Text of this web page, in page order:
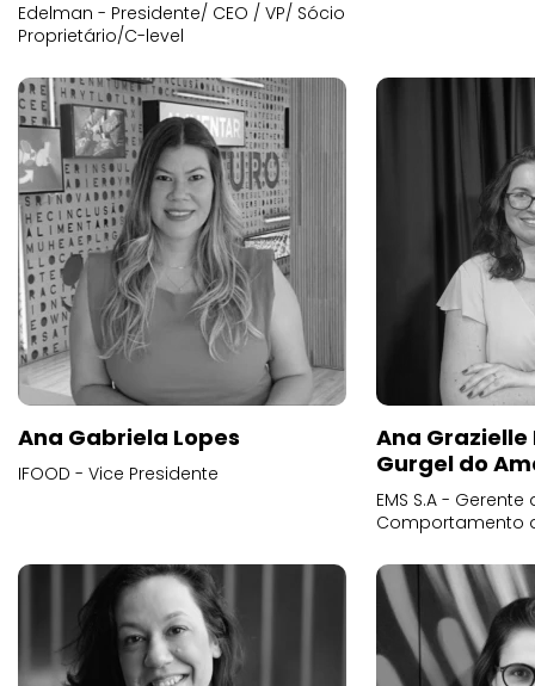
Edelman - Presidente/ CEO / VP/ Sócio
Proprietário/C-level
Ana Gabriela Lopes
IFOOD - Vice Presidente
Ana
Gurgel do
EMS S.A -
Comportamento